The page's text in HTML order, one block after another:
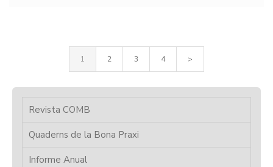
1 2 3 4 >
Revista COMB
Quaderns de la Bona Praxi
Informe Anual